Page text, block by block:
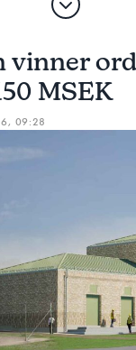
vinner
MSEK
09:28